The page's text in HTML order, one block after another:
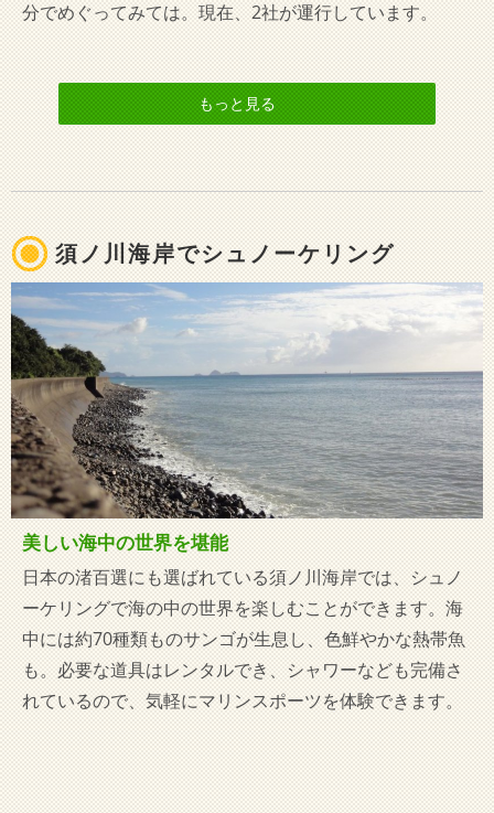
分でめぐってみては。現在、2社が運行しています。
もっと見る
須ノ川海岸でシュノーケリング
美しい海中の世界を堪能
日本の渚百選にも選ばれている須ノ川海岸では、シュノ
ーケリングで海の中の世界を楽しむことができます。海
中には約70種類ものサンゴが生息し、色鮮やかな熱帯魚
も。必要な道具はレンタルでき、シャワーなども完備さ
れているので、気軽にマリンスポーツを体験できます。